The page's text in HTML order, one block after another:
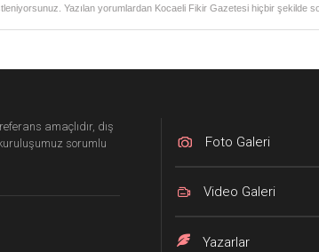
Yazılan yorumlardan Kocaeli Fikir Gazetesi hiçbir şekilde
amaçlıdır, dış
sorumlu
Foto Galeri
Video Galeri
Yazarlar